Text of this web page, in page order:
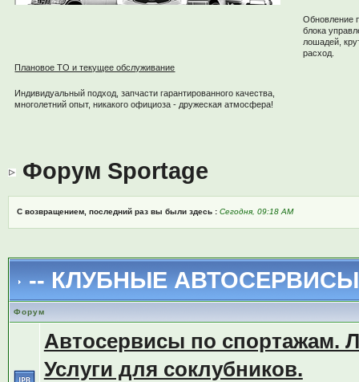
Плановое ТО и текущее обслуживание
Индивидуальный подход, запчасти гарантированного качества,
многолетний опыт, никакого официоза - дружеская атмосфера!
Обновление
блока
лошадей,
расход.
Форум Sportage
С возвращением, последний раз вы были здесь : Сегодня, 09:18 AM
-- КЛУБНЫЕ
Форум
Автосервисы по спортажам.
Услуги для соклубников.